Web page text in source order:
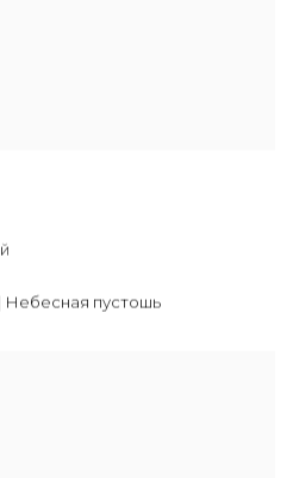
Небесная пустошь